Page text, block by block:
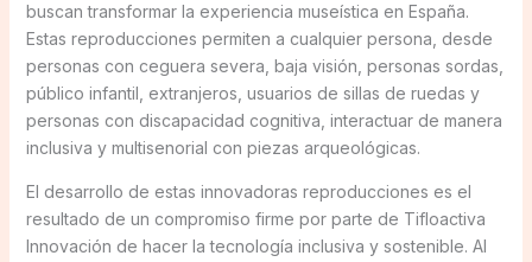
buscan transformar la experiencia museística en España.
Estas reproducciones permiten a cualquier persona, desde
personas con ceguera severa, baja visión, personas sordas,
público infantil, extranjeros, usuarios de sillas de ruedas y
personas con discapacidad cognitiva, interactuar de manera
inclusiva y multisenorial con piezas arqueológicas.
El desarrollo de estas innovadoras reproducciones es el
resultado de un compromiso firme por parte de Tifloactiva
Innovación de hacer la tecnología inclusiva y sostenible. Al